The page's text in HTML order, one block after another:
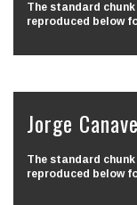
The standard
reproduced below
Jorge
The standard
reproduced below